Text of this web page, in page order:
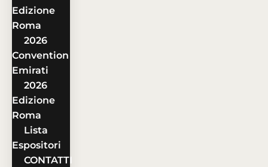
Edizione
Roma
2026
Convention
Emirati
2026
Edizione
Roma
Lista
Espositori
CONTATTI